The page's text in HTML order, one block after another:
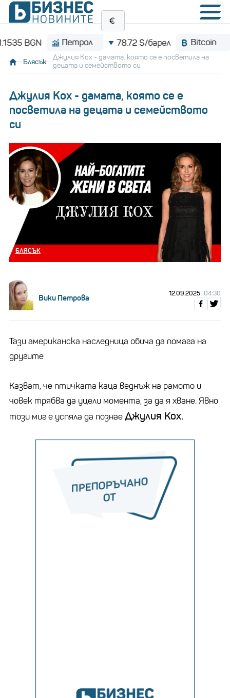
Петрол 78.72 $/барел Bitcoin
Блясък
Джулия Кох - дамата, която се е посветила на
децата и семейството си
Джулия Кох - дамата, която се е
посветила на децата и семейството
си
БЛЯСЪК
Вики Петрова 12.09.2025 04:30
Тази американска наследница обича да помага на
другите
Казват, че птичката каца веднъж на рамото и
човек трябва да уцели момента, за да я хване. Явно
този миг е успяла да познаеДжулия Кох.